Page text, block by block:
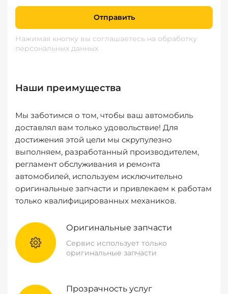
Отправить
Нажимая кнопку вы соглашаетесь на обработку
персональных данных
Наши преимущества
Мы заботимся о том, чтобы ваш автомобиль
доставлял вам только удовольствие! Для
достижения этой цели мы скрупулезно
выполняем, разработанный производителем,
регламент обслуживания и ремонта
автомобилей, используем исключительно
оригинальные запчасти и привлекаем к работам
только квалифицированных механиков.
Оригинальные запчасти
Сервис использует только
оригинальные запчасти
Прозрачность услуг